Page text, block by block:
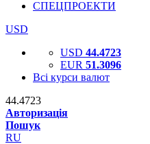
СПЕЦПРОЕКТИ
USD
USD 44.4723
EUR 51.3096
Всі курси валют
44.4723
Авторизація
Пошук
RU